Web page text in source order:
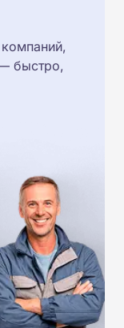
быстро,